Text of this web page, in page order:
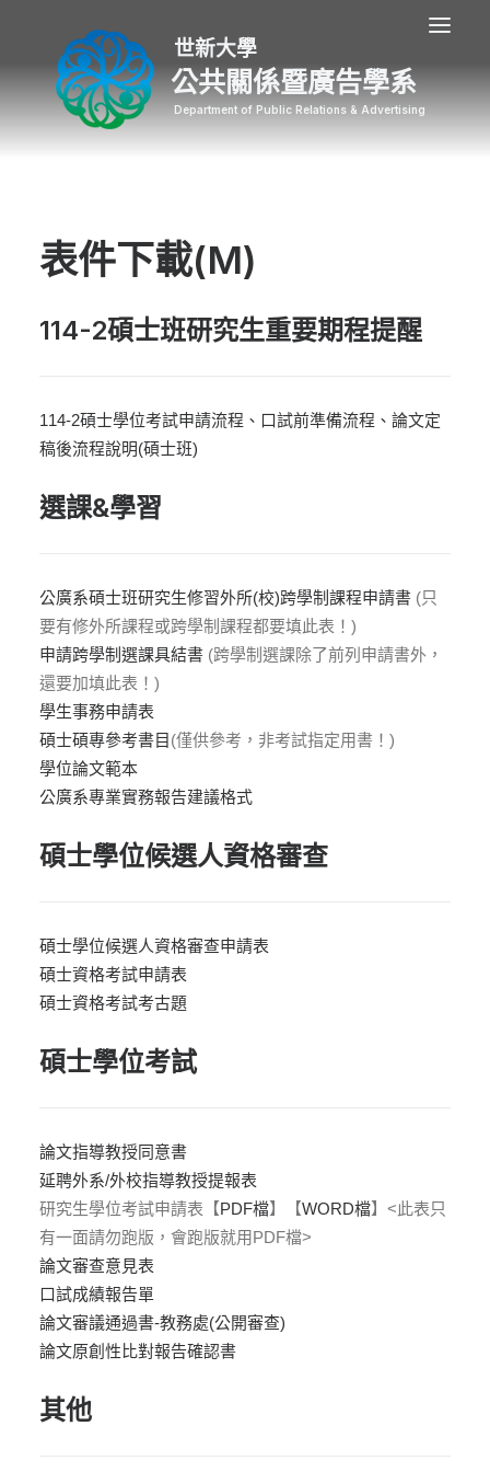
公共關係暨廣告學系
表件下載(M)
114-2碩士班研究生重要期程提醒
114-2碩士學位考試申請流程、口試前準備流程、論文定
稿後流程說明(碩士班)
選課&學習
公廣系碩士班研究生修習外所(校)跨學制課程申請書 (只
要有修外所課程或跨學制課程都要填此表！)
申請跨學制選課具結書 (跨學制選課除了前列申請書外，
還要加填此表！)
學生事務申請表
碩士碩專參考書目 (僅供參考，非考試指定用書！)
學位論文範本
公廣系專業實務報告建議格式
碩士學位候選人資格審查
碩士學位候選人資格審查申請表
碩士資格考試申請表
碩士資格考試考古題
碩士學位考試
論文指導教授同意書
延聘外系/外校指導教授提報表
研究生學位考試申請表【PDF檔】【WORD檔】<此表只
有一面請勿跑版，會跑版就用PDF檔>
論文審查意見表
口試成績報告單
論文審議通過書-教務處(公開審查)
論文原創性比對報告確認書
其他